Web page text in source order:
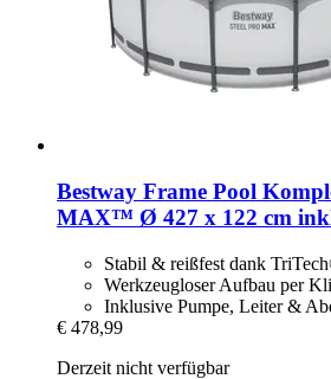
Bestway Frame Pool
MAX™ Ø 427 x 122 cm
Stabil & reißfest dank
Werkzeugloser Aufbau per
Inklusive Pumpe, Leiter &
€ 478,99
Derzeit nicht verfügbar